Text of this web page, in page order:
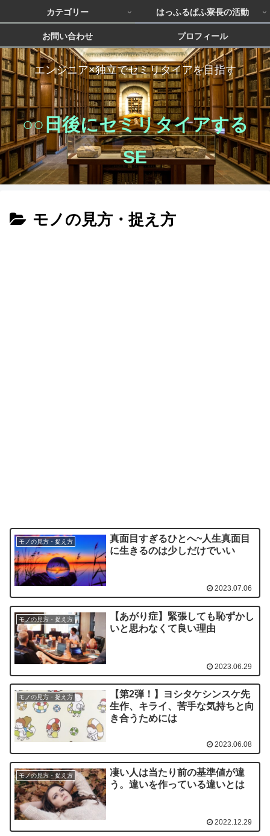
エンジニア×独立でセミリタイアを目指す
○○日後にセミリタイアする
SE
カテゴリー はっふるぱふ寮長の活動
お問い合わせ プロフィール
モノの見方・捉え方
モノの見方・捉え方
真面目すぎるひとへ~人生真面目
に生きるのは少しだけでいい
2023.07.06
モノの見方・捉え方
【あがり症】緊張しても恥ずかし
いと思わなくて良い理由
2023.06.29
モノの見方・捉え方
【第2弾！】ヨシタケシンスケ先
生作、キライ、苦手な気持ちと向
き合うためには
2023.06.08
モノの見方・捉え方
凄い人は当たり前の基準値が違
う。違いを作っている違いとは
2022.12.29